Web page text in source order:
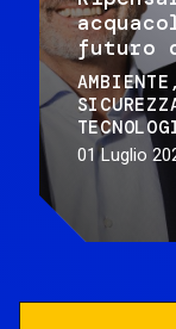
futuro
AMBIENTE
01 Luglio